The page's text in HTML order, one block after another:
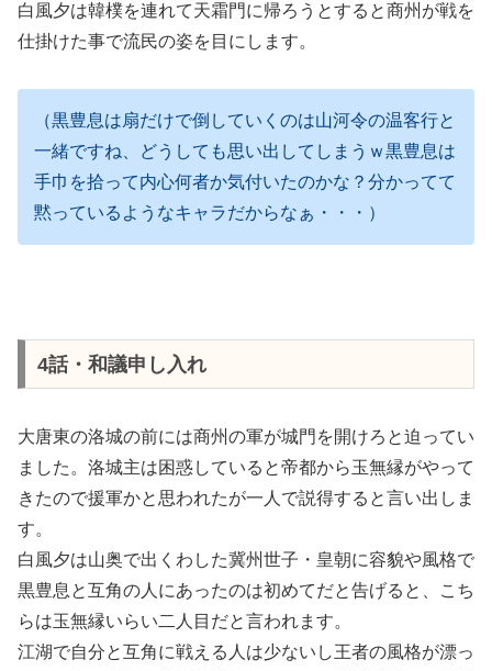
白風夕は韓樸を連れて天霜門に帰ろうとすると商州が戦を
仕掛けた事で流民の姿を目にします。
（黒豊息は扇だけで倒していくのは山河令の温客⾏と
一緒ですね、どうしても思い出してしまうｗ黒豊息は
手巾を拾って内心何者か気付いたのかな？分かってて
黙っているようなキャラだからなぁ・・・）
4話・和議申し入れ
大唐東の洛城の前には商州の軍が城門を開けろと迫ってい
ました。洛城主は困惑していると帝都から玉無縁がやって
きたので援軍かと思われたが一人で説得すると言い出しま
す。
白風夕は山奥で出くわした冀州世子・皇朝に容貌や風格で
黒豊息と互角の人にあったのは初めてだと告げると、こち
らは玉無縁いらい二人目だと言われます。
江湖で自分と互角に戦える人は少ないし王者の風格が漂っ